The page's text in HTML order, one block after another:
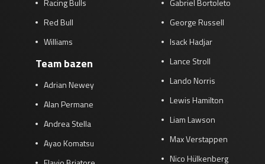
Red Bull
Williams
Team bazen
Adrian Newey
Alan Permane
Andrea Stella
Ayao Komatsu
George Russell
Isack Hadjar
Lance Stroll
Lando Norris
Lewis Hamilton
Liam Lawson
Max Verstappen
Nico Hülkenberg